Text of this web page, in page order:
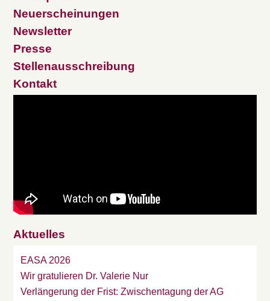
Neuerscheinungen
Newsletter
Presse
Stellenausschreibung
Kontakt
Aktuelles
EASA 2026
Wir gratulieren Dr. Valerie Nur
Verlängerung der Frist: Zwischentagung der AG